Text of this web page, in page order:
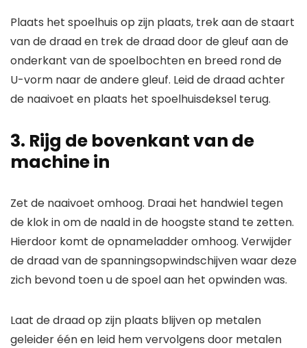
Plaats het spoelhuis op zijn plaats, trek aan de staart
van de draad en trek de draad door de gleuf aan de
onderkant van de spoelbochten en breed rond de
U-vorm naar de andere gleuf. Leid de draad achter
de naaivoet en plaats het spoelhuisdeksel terug.
3. Rijg de bovenkant van de
machine in
Zet de naaivoet omhoog. Draai het handwiel tegen
de klok in om de naald in de hoogste stand te zetten.
Hierdoor komt de opnameladder omhoog. Verwijder
de draad van de spanningsopwindschijven waar deze
zich bevond toen u de spoel aan het opwinden was.
Laat de draad op zijn plaats blijven op metalen
geleider één en leid hem vervolgens door metalen